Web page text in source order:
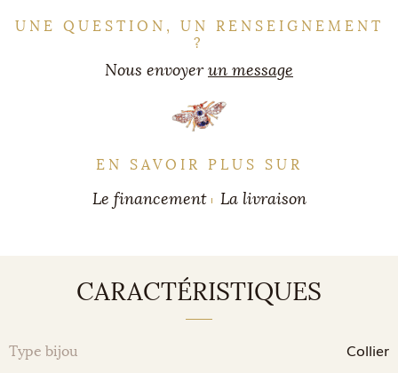
UNE QUESTION, UN RENSEIGNEMENT
?
Nous envoyerun message
EN SAVOIR PLUS SUR
Le financement La livraison
CARACTÉRISTIQUES
Type bijou Collier